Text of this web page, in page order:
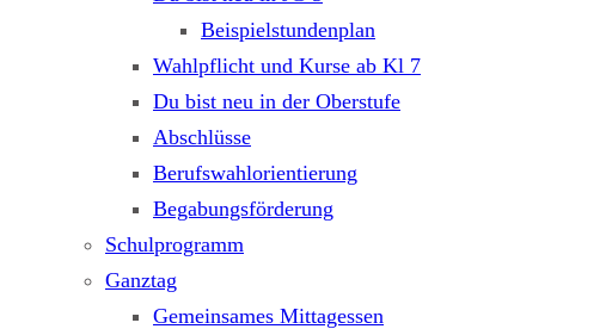
Beispielstundenplan
Wahlpflicht und Kurse ab Kl 7
Du bist neu in der Oberstufe
Abschlüsse
Berufswahlorientierung
Begabungsförderung
Schulprogramm
Ganztag
Gemeinsames Mittagessen